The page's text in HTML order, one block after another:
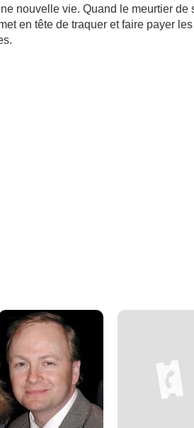
nouvelle vie. Quand le meurtier de
en tête de traquer et faire payer les